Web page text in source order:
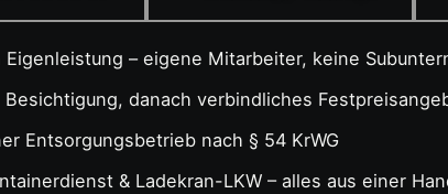
Eigenleistung – eigene Mitarbeiter, keine
Besichtigung, danach verbindliches
Entsorgungsbetrieb nach § 54 KrWG
& Ladekran-LKW – alles aus einer